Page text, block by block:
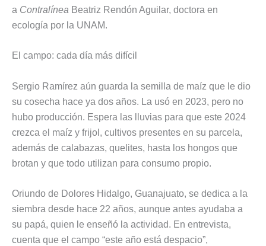
a Contralínea Beatriz Rendón Aguilar, doctora en
ecología por la UNAM.
El campo: cada día más difícil
Sergio Ramírez aún guarda la semilla de maíz que le dio
su cosecha hace ya dos años. La usó en 2023, pero no
hubo producción. Espera las lluvias para que este 2024
crezca el maíz y frijol, cultivos presentes en su parcela,
además de calabazas, quelites, hasta los hongos que
brotan y que todo utilizan para consumo propio.
Oriundo de Dolores Hidalgo, Guanajuato, se dedica a la
siembra desde hace 22 años, aunque antes ayudaba a
su papá, quien le enseñó la actividad. En entrevista,
cuenta que el campo “este año está despacio”,